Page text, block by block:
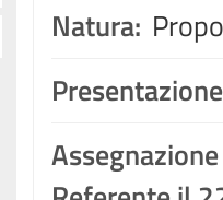
Natura:
Assegnazione